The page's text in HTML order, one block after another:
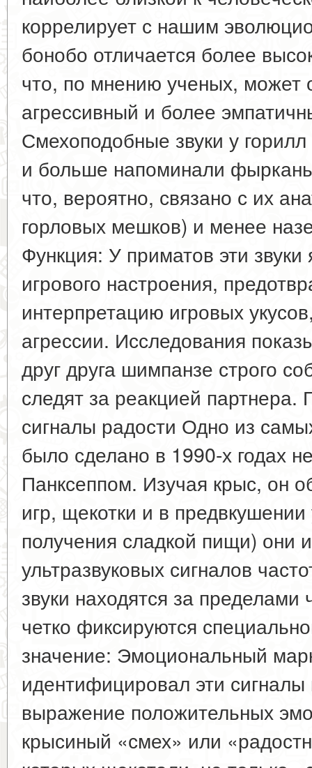
коррелирует с нашим
бонобо отличается более
что, по мнению ученых, может
агрессивный и более
Смехоподобные звуки у
и больше напоминали
что, вероятно, связано с их
горловых мешков) и менее
Функция: У приматов эти
игрового настроения,
интерпретацию игровых
агрессии. Исследования
друг друга шимпанзе строго
следят за реакцией партнера.
сигналы радости Одно из
было сделано в 1990-х годах
Панксеппом. Изучая крыс, он
игр, щекотки и в
получения сладкой пищи) они
ультразвуковых сигналов
звуки находятся за пределами
четко фиксируются
значение: Эмоциональный
идентифицировал эти сигналы
выражение положительных
крысиный «смех» или